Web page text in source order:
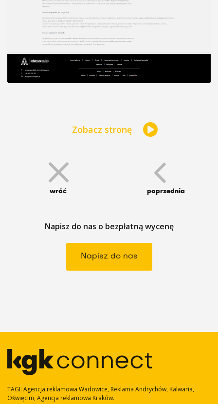
Zobacz stronę
wróć poprzednia
Napisz do nas o bezpłatną wycenę
Napisz do nas
TAGI: Agencja reklamowa Wadowice, Reklama Andrychów, Kalwaria,
Oświęcim, Agencja reklamowa Kraków.